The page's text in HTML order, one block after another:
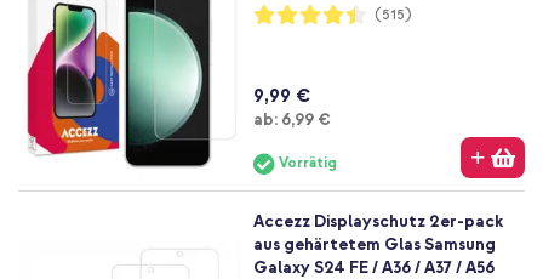
Bewertung:
89%
(515)
9,99 €
ab: Ab
6,99 €
Vorrätig
Accezz Displayschutz 2er-pack
aus gehärtetem Glas Samsung
Galaxy S24 FE / A36 / A37 / A56